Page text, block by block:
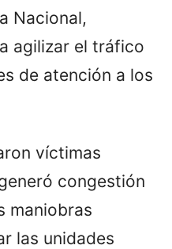
Nacional,
agilizar el tráfico
de atención a los
víctimas
congestión
maniobras
las unidades